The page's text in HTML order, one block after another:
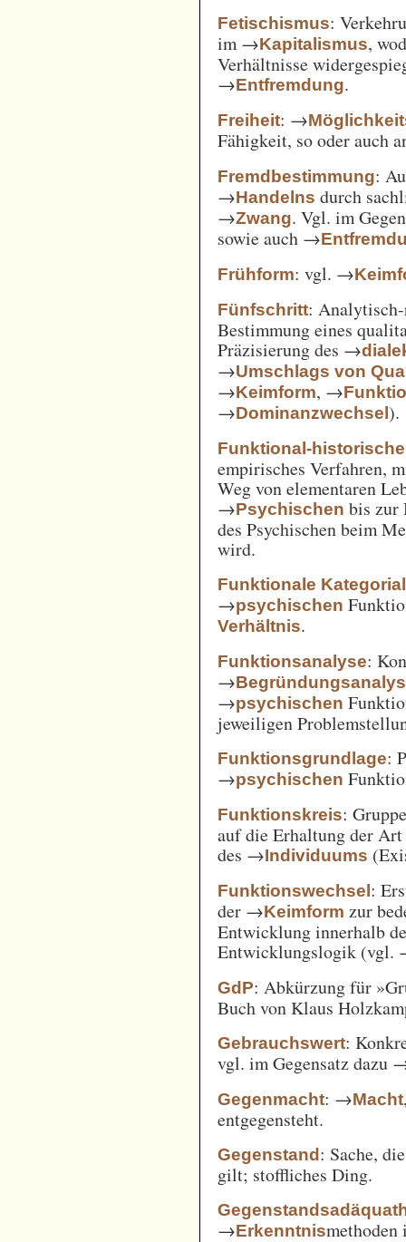
Fetischismus:
im →Kapitalismus,
Verhältnisse
→Entfremdung.
Freiheit: →
Fähigkeit, so oder auch
Fremdbestimmung:
→Handelns durch
→Zwang. Vgl. im
sowie auch →
Frühform: vgl. →
Fünfschritt:
Bestimmung eines
Präzisierung des →
→Umschlags von
→Keimform, →
→Dominanzwechsel).
Funktional-
empirisches Verfahren,
Weg von elementaren
→Psychischen bis zur
des Psychischen beim
wird.
Funktionale
→psychischen
Verhältnis.
Funktionsanalyse:
→
→psychischen
jeweiligen
Funktionsgrundlage:
→psychischen
Funktionskreis:
auf die Erhaltung der
des →Individuums
Funktionswechsel:
der →Keimform zur
Entwicklung innerhalb
Entwicklungslogik
GdP: Abkürzung für
Buch von Klaus
Gebrauchswert:
vgl. im Gegensatz dazu
Gegenmacht: →Macht
entgegensteht.
Gegenstand: Sache,
gilt; stoffliches Ding.
→Erkenntnismethoden